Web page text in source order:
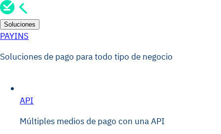
Soluciones
PAYINS
Soluciones de pago para todo tipo de negocio
API
Múltiples medios de pago con una API